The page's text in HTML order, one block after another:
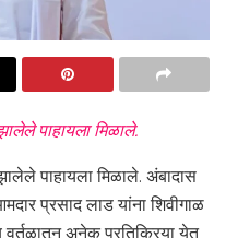
पाहायला मिळाले.
पाहायला मिळाले. अंबादास
प्रसाद लाड यांना शिवीगाळ
वर्तुळातून अनेक प्रतिक्रिया येत